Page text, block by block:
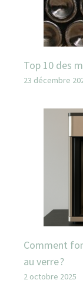
Top 10 des
23 décembre
Comment
au verre ?
2 octobre 2025